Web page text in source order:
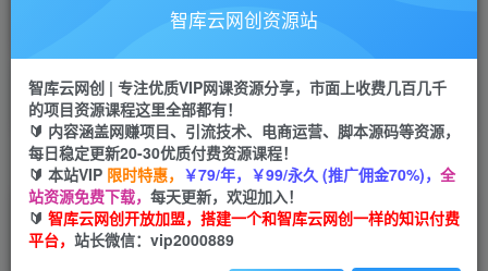
会员专属推广链接
网赚网创 项目
365天稳定跟新
APP下载
GO
首页 创业课程 会员专属 正文
（8184期）摄影后期-系统班：基础修图+深度调
色+人像精修（19节课）
智库云网创资源站
智库云网创 | 专注优质VIP网课资源分享，市面上收费几百几千
的项目资源课程这里全部都有！
🔰 内容涵盖网赚项目、引流技术、电商运营、脚本源码等资源，
每日稳定更新20-30优质付费资源课程！
🔰 本站VIP 限时特惠， ￥79/年，￥99/永久 (推广佣金70%)， 全
站资源免费下载， 每天更新，欢迎加入！
🔰 智库云网创开放加盟，搭建一个和智库云网创一样的知识付费
平台， 站长微信：vip2000889